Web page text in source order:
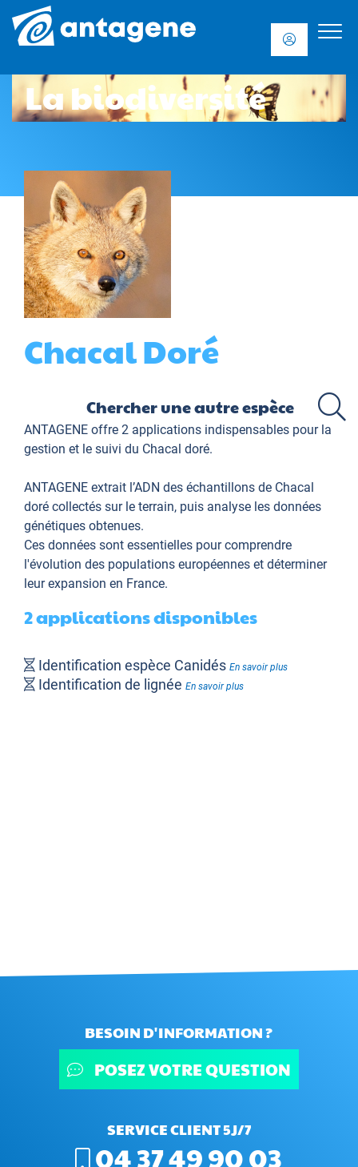
La biodiversité
Chacal Doré
ANTAGENE offre 2 applications indispensables pour la
gestion et le suivi du Chacal doré.
ANTAGENE extrait l’ADN des échantillons de Chacal
doré collectés sur le terrain, puis analyse les données
génétiques obtenues.
Ces données sont essentielles pour comprendre
l'évolution des populations européennes et déterminer
leur expansion en France.
2 applications disponibles
Identification espèce Canidés En savoir plus
Identification de lignée En savoir plus
BESOIN D'INFORMATION ?
POSEZ VOTRE QUESTION
SERVICE CLIENT 5J/7
04 37 49 90 03